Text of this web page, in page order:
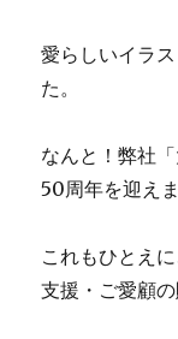
愛らしいイラ
た。
なんと！弊社
50周年を迎えま
これもひとえ
支援・ご愛顧